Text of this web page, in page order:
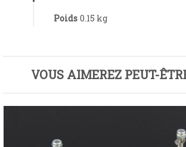
Poids 0.15 kg
VOUS AIMEREZ PEUT-